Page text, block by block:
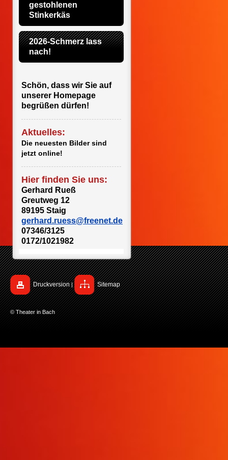
gestohlenen
Stinkerkäs
2026-Schmerz lass
nach!
Schön, dass wir Sie auf
unserer Homepage
begrüßen dürfen!
Aktuelles:
Die neuesten Bilder sind
jetzt online!
Hier finden Sie uns:
Gerhard Rueß
Greutweg 12
89195 Staig
gerhard.ruess@freenet.de
07346/3125
0172/1021982
Druckversion | Sitemap
© Theater in Bach